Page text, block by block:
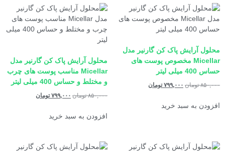
محلول آرایش پاک کن گارنیر مدل
Micellar مخصوص پوست های
حساس 400 میلی لیتر
۸۵۰,۰۰۰ تومان ۷۹۹,۰۰۰ تومان
افزودن به سبد خرید
محلول آرایش پاک کن گارنیر مدل
Micellar مناسب پوست های چرب
و مختلط و حساس 400 میلی لیتر
۸۵۰,۰۰۰ تومان ۷۹۹,۰۰۰ تومان
افزودن به سبد خرید